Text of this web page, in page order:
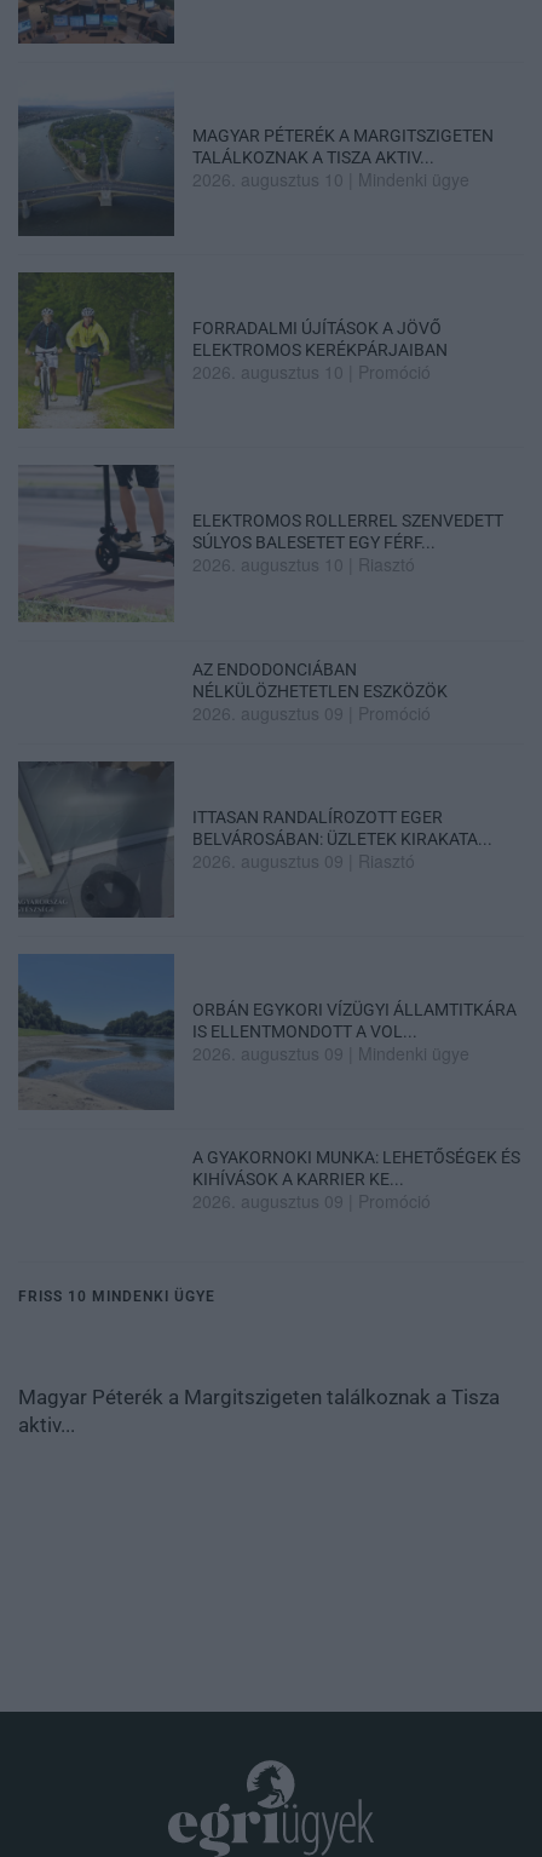
MAGYAR PÉTERÉK A MARGITSZIGETEN
TALÁLKOZNAK A TISZA AKTIV...
2026. augusztus 10 Mindenki ügye
FORRADALMI ÚJÍTÁSOK A JÖVŐ
ELEKTROMOS KERÉKPÁRJAIBAN
2026. augusztus 10 Promóció
ELEKTROMOS ROLLERREL SZENVEDETT
SÚLYOS BALESETET EGY FÉRF...
2026. augusztus 10 Riasztó
AZ ENDODONCIÁBAN
NÉLKÜLÖZHETETLEN ESZKÖZÖK
2026. augusztus 09 Promóció
ITTASAN RANDALÍROZOTT EGER
BELVÁROSÁBAN: ÜZLETEK KIRAKATA...
2026. augusztus 09 Riasztó
ORBÁN EGYKORI VÍZÜGYI ÁLLAMTITKÁRA
IS ELLENTMONDOTT A VOL...
2026. augusztus 09 Mindenki ügye
A GYAKORNOKI MUNKA: LEHETŐSÉGEK ÉS
KIHÍVÁSOK A KARRIER KE...
2026. augusztus 09 Promóció
FRISS 10 MINDENKI ÜGYE
Magyar Péterék a Margitszigeten találkoznak a Tisza
aktiv...